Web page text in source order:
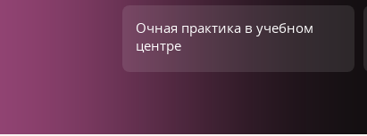
Очная практика в учебном
центре